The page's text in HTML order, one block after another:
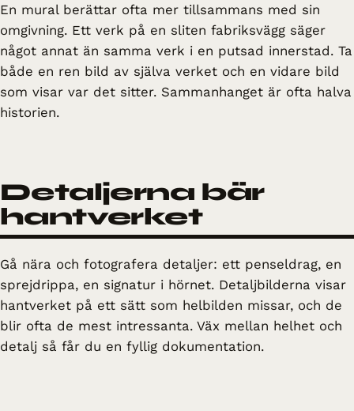
En mural berättar ofta mer tillsammans med sin
omgivning. Ett verk på en sliten fabriksvägg säger
något annat än samma verk i en putsad innerstad. Ta
både en ren bild av själva verket och en vidare bild
som visar var det sitter. Sammanhanget är ofta halva
historien.
Detaljerna bär
hantverket
Gå nära och fotografera detaljer: ett penseldrag, en
sprejdrippa, en signatur i hörnet. Detaljbilderna visar
hantverket på ett sätt som helbilden missar, och de
blir ofta de mest intressanta. Väx mellan helhet och
detalj så får du en fyllig dokumentation.